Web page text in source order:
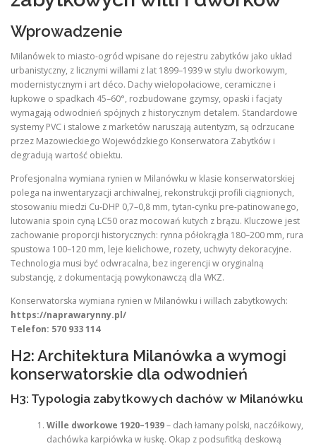
Wprowadzenie
Milanówek to miasto-ogród wpisane do rejestru zabytków jako układ
urbanistyczny, z licznymi willami z lat 1899–1939 w stylu dworkowym,
modernistycznym i art déco. Dachy wielopołaciowe, ceramiczne i
łupkowe o spadkach 45–60°, rozbudowane gzymsy, opaski i facjaty
wymagają odwodnień spójnych z historycznym detalem. Standardowe
systemy PVC i stalowe z marketów naruszają autentyzm, są odrzucane
przez Mazowieckiego Wojewódzkiego Konserwatora Zabytków i
degradują wartość obiektu.
Profesjonalna wymiana rynien w Milanówku w klasie konserwatorskiej
polega na inwentaryzacji archiwalnej, rekonstrukcji profili ciągnionych,
stosowaniu miedzi Cu-DHP 0,7–0,8 mm, tytan-cynku pre-patinowanego,
lutowania spoin cyną LC50 oraz mocowań kutych z brązu. Kluczowe jest
zachowanie proporcji historycznych: rynna półokrągła 180–200 mm, rura
spustowa 100–120 mm, leje kielichowe, rozety, uchwyty dekoracyjne.
Technologia musi być odwracalna, bez ingerencji w oryginalną
substancję, z dokumentacją powykonawczą dla WKZ.
Konserwatorska wymiana rynien w Milanówku i willach zabytkowych:
https://naprawarynny.pl/
Telefon: 570 933 114
H2: Architektura Milanówka a wymogi
konserwatorskie dla odwodnień
H3: Typologia zabytkowych dachów w Milanówku
Wille dworkowe 1920–1939– dach łamany polski, naczółkowy,
dachówka karpiówka w łuskę. Okap z podsufitką deskową